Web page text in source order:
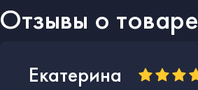
Отзывы о товаре
Екатерина